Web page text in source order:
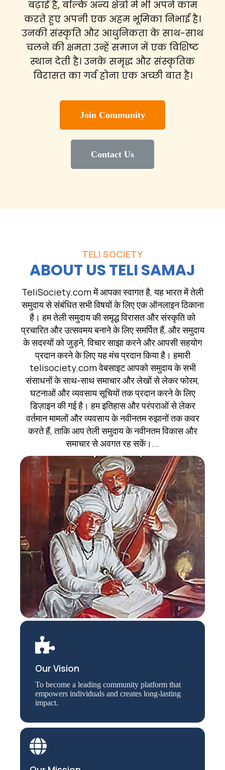
बढ़ाई है, बल्कि अन्य क्षेत्रों में भी अपने काम
करते हुए अपनी एक अहम भूमिका निभाई है।
उनकी संस्कृति और आधुनिकता के साथ-साथ
चलने की क्षमता उन्हें समाज में एक विशिष्ट
स्थान देती है। उनके समृद्ध और संस्कृतिक
विरासत का गर्व होना एक अच्छी बात है।
Join Community
Contact Us
TELI SOCIETY
ABOUT US TELI SAMAJ
TeliSociety.com में आपका स्वागत है, यह भारत में तेली
समुदाय से संबंधित सभी विषयों के लिए एक ऑनलाइन ठिकाना
है। हम तेली समुदाय की समृद्ध विरासत और संस्कृति को
प्रचारित और उत्सवमय बनाने के लिए समर्पित हैं, और समुदाय
के सदस्यों को जुड़ने, विचार साझा करने और आपसी सहयोग
प्रदान करने के लिए यह मंच प्रदान किया है। हमारी
telisociety.com वेबसाइट आपको समुदाय के सभी
संसाधनों के साथ-साथ समाचार और लेखों से लेकर फोरम,
घटनाओं और व्यवसाय सूचियों तक प्रदान करने के लिए
डिज़ाइन की गई है। हम इतिहास और परंपराओं से लेकर
वर्तमान मामलों और व्यवसाय के नवीनतम रुझानों तक कवर
करते हैं, ताकि आप तेली समुदाय के नवीनतम विकास और
समाचार से अवगत रह सकें।...
Our Vision
To become a leading community platform that
empowers individuals and creates long-lasting
impact.